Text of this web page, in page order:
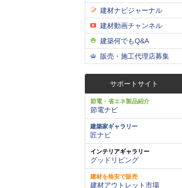
建材ナビジャーナル
建材動画チャンネル
建築何でもQ&A
販売・施工代理店募集
サポートサイト
節電・省エネ製品紹介
節電ナビ
建築家ギャラリー
匠ナビ
インテリアギャラリー
グッドリビング
建材を格安で販売
建材アウトレット市場